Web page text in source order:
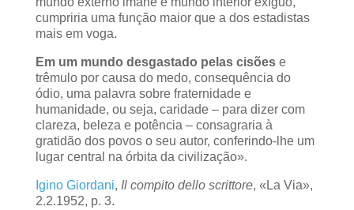
cumpriria uma função maior que a dos estadistas
mais em voga.
Em um mundo desgastado pelas cisõese
trêmulo por causa do medo, consequência do
ódio, uma palavra sobre fraternidade e
humanidade, ou seja, caridade – para dizer com
clareza, beleza e potência – consagraria à
gratidão dos povos o seu autor, conferindo-lhe um
lugar central na órbita da civilização».
Igino Giordani, Il compito dello scrittore, «La Via»,
2.2.1952, p. 3.